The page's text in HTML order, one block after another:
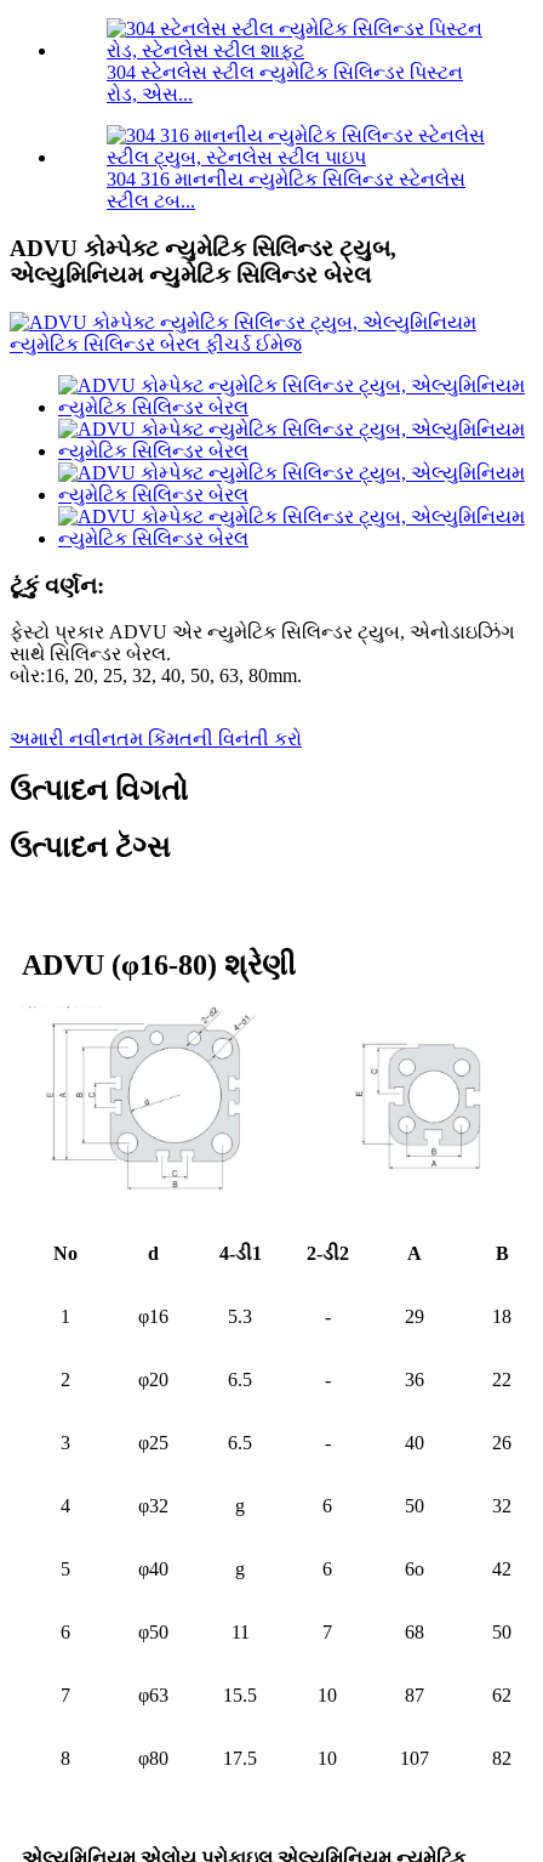
304 સ્ટેનલેસ સ્ટીલ ન્યુમેટિક સિલિન્ડર પિસ્ટન
રોડ, એસ...
304 316 માનનીય ન્યુમેટિક સિલિન્ડર સ્ટેનલેસ
સ્ટીલ ટબ...
ADVU કોમ્પેક્ટ ન્યુમેટિક સિલિન્ડર ટ્યુબ,
એલ્યુમિનિયમ ન્યુમેટિક સિલિન્ડર બેરલ
ટૂંકું વર્ણન:
ફેસ્ટો પ્રકાર ADVU એર ન્યુમેટિક સિલિન્ડર ટ્યુબ, એનોડાઇઝિંગ
સાથે સિલિન્ડર બેરલ.
બોર:16, 20, 25, 32, 40, 50, 63, 80mm.
અમારી નવીનતમ કિંમતની વિનંતી કરો
ઉત્પાદન વિગતો
ઉત્પાદન ટૅગ્સ
ADVU (φ16-80) શ્રેણી
No d 4-ડી1 2-ડી2 A B
1 φ16 5.3 - 29 18
2 φ20 6.5 - 36 22
3 φ25 6.5 - 40 26
4 φ32 g 6 50 32
5 φ40 g 6 6o 42
6 φ50 11 7 68 50
7 φ63 15.5 10 87 62
8 φ80 17.5 10 107 82
એલ્યુમિનિયમ એલોય પ્રોફાઇલ એલ્યુમિનિયમ ન્યુમેટિક